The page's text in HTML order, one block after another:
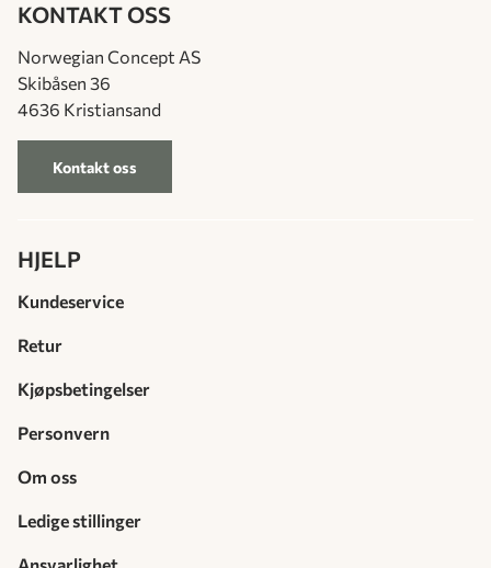
KONTAKT OSS
Norwegian Concept AS
Skibåsen 36
4636 Kristiansand
Kontakt oss
HJELP
Kundeservice
Retur
Kjøpsbetingelser
Personvern
Om oss
Ledige stillinger